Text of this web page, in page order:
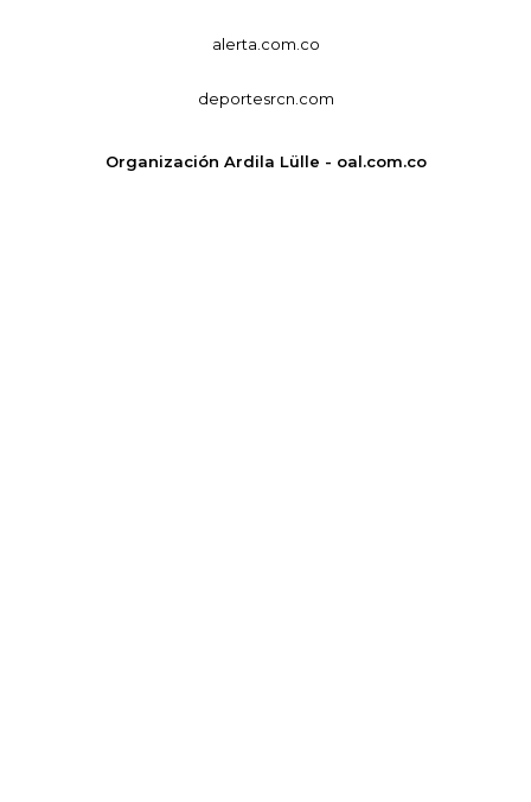
alerta.com.co
deportesrcn.com
Organización Ardila Lülle - oal.com.co